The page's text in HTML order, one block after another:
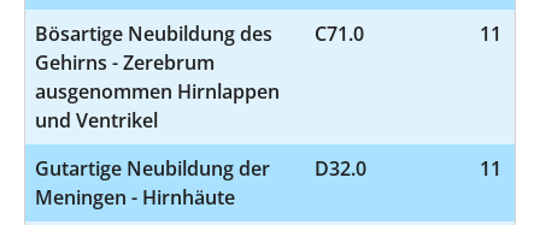
Bösartige Neubildung des
Gehirns - Zerebrum
ausgenommen Hirnlappen
und Ventrikel
C71.0 11
Gutartige Neubildung der
Meningen - Hirnhäute
D32.0 11